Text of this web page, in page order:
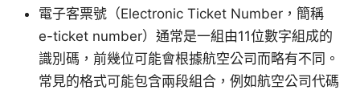
電子客票號（Electronic Ticket Number，簡稱
e-ticket number）通常是一組由11位數字組成的
識別碼，前幾位可能會根據航空公司而略有不同。
常見的格式可能包含兩段組合，例如航空公司代碼